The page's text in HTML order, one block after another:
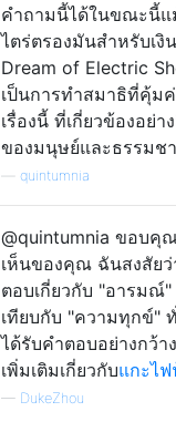
คำถามนี้ได้ในขณะนี้
ไตร่ตรองมันสำหรับเ
Dream of Electric
เป็นการทำสมาธิที่คุ้ม
เรื่องนี้ ที่เกี่ยวข้องอย่
ของมนุษย์และธรรมช
quintumnia
@quintumnia ขอบคุ
เห็นของคุณ ฉันสงสัย
ตอบเกี่ยวกับ "อารมณ์"
เทียบกับ "ความทุกข์"
ได้รับคำตอบอย่างกว้า
เพิ่มเติมเกี่ยวกับแกะไ
— DukeZhou